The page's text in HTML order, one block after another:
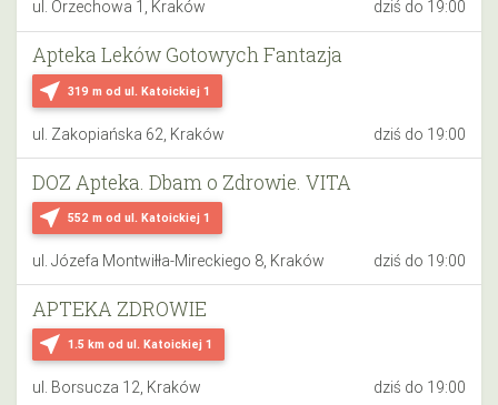
ul. Orzechowa 1, Kraków dziś do 19:00
near_me 319 m od ul. Katoickiej 1
Apteka Leków Gotowych Fantazja
ul. Zakopiańska 62, Kraków dziś do 19:00
near_me 552 m od ul. Katoickiej 1
DOZ Apteka. Dbam o Zdrowie. VITA
ul. Józefa Montwiłła-Mireckiego 8, Kraków dziś do 19:00
near_me 1.5 km od ul. Katoickiej 1
APTEKA ZDROWIE
ul. Borsucza 12, Kraków dziś do 19:00